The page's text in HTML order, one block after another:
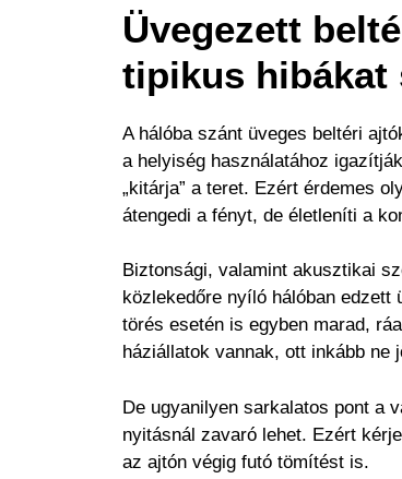
Üvegezett
tipikus hibákat
A hálóba szánt üveges beltéri
a helyiség használatához
„kitárja” a teret. Ezért érdemes
átengedi a fényt, de életleníti a
Biztonsági, valamint akusztikai
közlekedőre nyíló hálóban
törés esetén is egyben marad,
háziállatok vannak, ott inkább ne
De ugyanilyen sarkalatos pont a
nyitásnál zavaró lehet. Ezért
az ajtón végig futó tömítést is.